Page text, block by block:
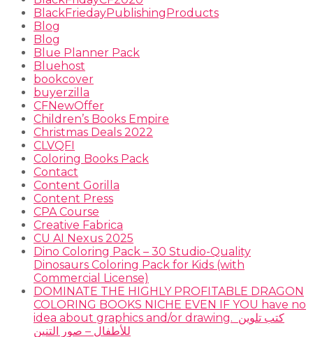
BlackFriedayPublishingProducts
Blog
Blog
Blue Planner Pack
Bluehost
bookcover
buyerzilla
CFNewOffer
Children’s Books Empire
Christmas Deals 2022
CLVQFI
Coloring Books Pack
Contact
Content Gorilla
Content Press
CPA Course
Creative Fabrica
CU AI Nexus 2025
Dino Coloring Pack – 30 Studio-Quality
Dinosaurs Coloring Pack for Kids (with
Commercial License)
DOMINATE THE HIGHLY PROFITABLE DRAGON
COLORING BOOKS NICHE EVEN IF YOU have no
idea about graphics and/or drawing. ​ كتب تلوين
للأطفال – صور التنين